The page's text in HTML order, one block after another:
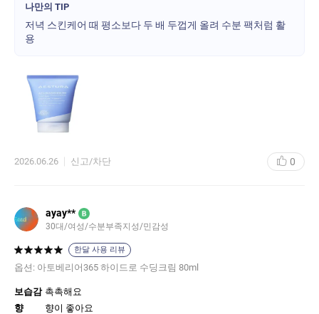
나만의 TIP
저녁 스킨케어 때 평소보다 두 배 두껍게 올려 수분 팩처럼 활
용
2026.06.26 신고/차단 0
ayay** B
30대 여성 수분부족지성 민감성
한달 사용 리뷰
옵션: 아토베리어365 하이드로 수딩크림 80ml
보습감 촉촉해요
향
향이 좋아요